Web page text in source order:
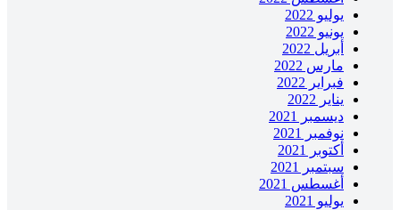
يوليو 2022
يونيو 2022
أبريل 2022
مارس 2022
فبراير 2022
يناير 2022
ديسمبر 2021
نوفمبر 2021
أكتوبر 2021
سبتمبر 2021
أغسطس 2021
يوليو 2021